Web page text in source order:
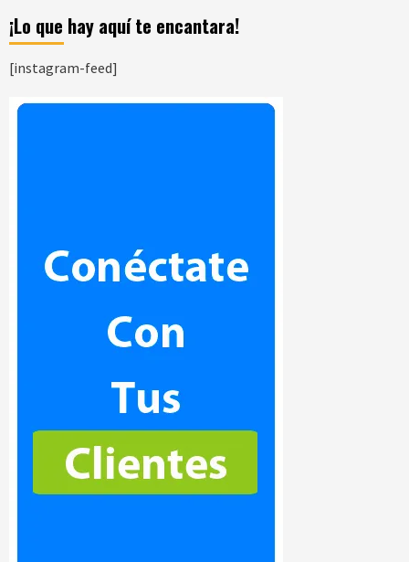
¡Lo que hay aquí te encantara!
[instagram-feed]